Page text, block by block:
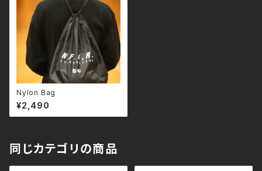
Nylon Bag
¥2,490
同じカテゴリの商品